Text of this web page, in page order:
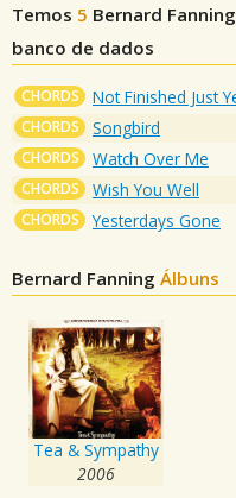
Temos 5 Bernard Fanning
banco de dados
CHORDS Not Finished Just
CHORDS Songbird
CHORDS Watch Over Me
CHORDS Wish You Well
CHORDS Yesterdays Gone
Bernard Fanning Álbuns
Tea & Sympathy
2006